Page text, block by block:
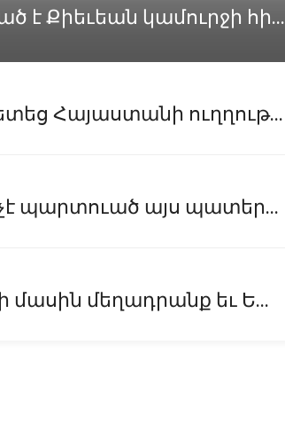
է Քիեւեան կամուրջի հի...
Հայաստանի ուղղութ...
պարտուած այս պատեր...
մասին մեղադրանք եւ Ե...